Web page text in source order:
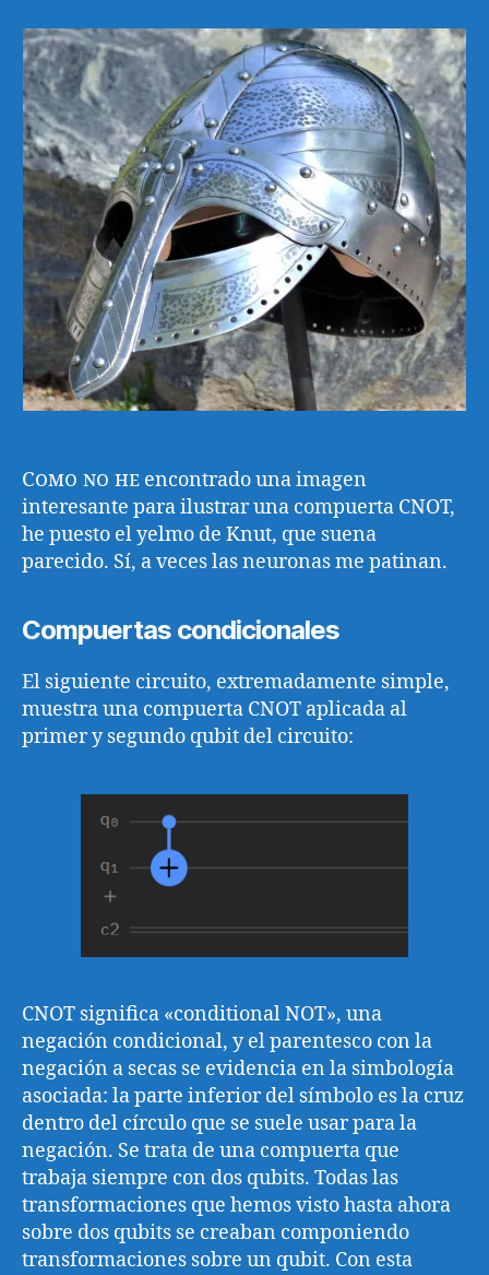
Como no he encontrado una imagen
interesante para ilustrar una compuerta CNOT,
he puesto el yelmo de Knut, que suena
parecido. Sí, a veces las neuronas me patinan.
Compuertas condicionales
El siguiente circuito, extremadamente simple,
muestra una compuerta CNOT aplicada al
primer y segundo qubit del circuito:
CNOT significa «conditional NOT», una
negación condicional, y el parentesco con la
negación a secas se evidencia en la simbología
asociada: la parte inferior del símbolo es la cruz
dentro del círculo que se suele usar para la
negación. Se trata de una compuerta que
trabaja siempre con dos qubits. Todas las
transformaciones que hemos visto hasta ahora
sobre dos qubits se creaban componiendo
transformaciones sobre un qubit. Con esta